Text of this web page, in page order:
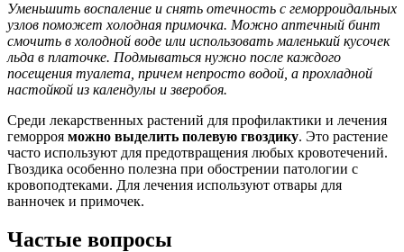
Уменьшить воспаление и снять отечность с геморроидальных
узлов поможет холодная примочка. Можно аптечный бинт
смочить в холодной воде или использовать маленький кусочек
льда в платочке. Подмываться нужно после каждого
посещения туалета, причем непросто водой, а прохладной
настойкой из календулы и зверобоя.
Среди лекарственных растений для профилактики и лечения
геморроя можно выделить полевую гвоздику. Это растение
часто используют для предотвращения любых кровотечений.
Гвоздика особенно полезна при обострении патологии с
кровоподтеками. Для лечения используют отвары для
ванночек и примочек.
Частые вопросы